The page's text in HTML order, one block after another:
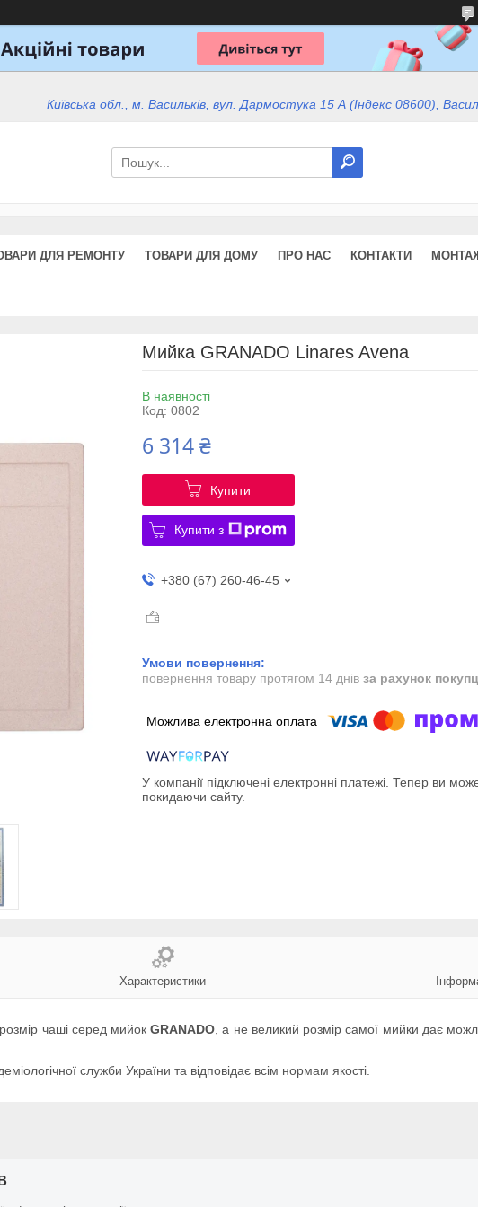
Київська обл., м. Васильків, вул. Дармостука 15 А (Індекс 08600),
ДЛЯ РЕМОНТУ ТОВАРИ ДЛЯ ДОМУ ПРО НАС КОНТАКТИ
Мийка GRANADO Linares Avena
В наявності
Код: 0802
6 314 ₴
Купити
Купити з
+380 (67) 260-46-45
повернення товару протягом 14 днів за рахунок
У компанії підключені електронні платежі. Тепер ви
покидаючи сайту.
Характеристики
чаші серед мийокGRANADO , а не великий розмір самої мийки дає
служби України та відповідає всім нормам якості.